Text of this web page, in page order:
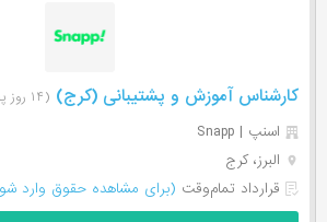
کارشناس آموزش و پشتیبانی (کرج) (۱۴ روز پیش)
اسنپ | Snapp
البرز، کرج
قرارداد تمام‌وقت (برای مشاهده حقوق وارد